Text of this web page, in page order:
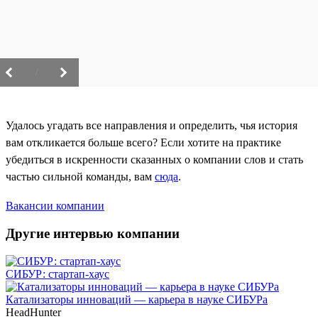
Удалось угадать все направления и определить, чья история
вам откликается больше всего? Если хотите на практике
убедиться в искренности сказанных о компании слов и стать
частью сильной команды, вам сюда.
Вакансии компании
Другие интервью компании
СИБУР: стартап-хаус
Катализаторы инноваций — карьера в науке СИБУРа
HeadHunter